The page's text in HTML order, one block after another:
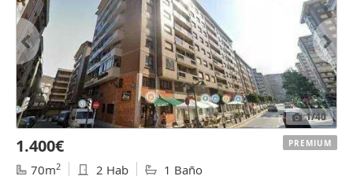
1/40
1.400€
70m2 2 Hab 1 Baño
PREMIUM